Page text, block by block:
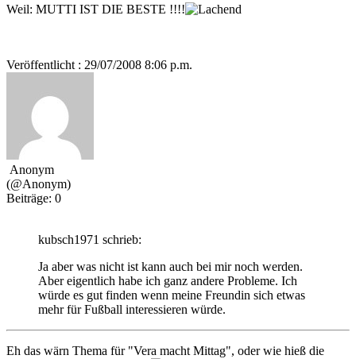
Weil: MUTTI IST DIE BESTE !!!!
Veröffentlicht : 29/07/2008 8:06 p.m.
Anonym
(@Anonym)
Beiträge: 0
kubsch1971 schrieb:
Ja aber was nicht ist kann auch bei mir noch werden.
Aber eigentlich habe ich ganz andere Probleme. Ich
würde es gut finden wenn meine Freundin sich etwas
mehr für Fußball interessieren würde.
Eh das wärn Thema für "Vera macht Mittag", oder wie hieß die